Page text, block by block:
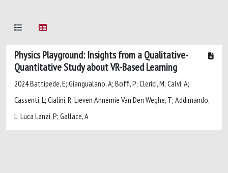
Physics Playground: Insights from a Qualitative-
Quantitative Study about VR-Based Learning
2024 Battipede, E; Giangualano, A; Boffi, P; Clerici, M; Calvi, A;
Cassenti, L; Cialini, R; Lieven Annemie Van Den Weghe, T; Addimando,
L; Luca Lanzi, P; Gallace, A